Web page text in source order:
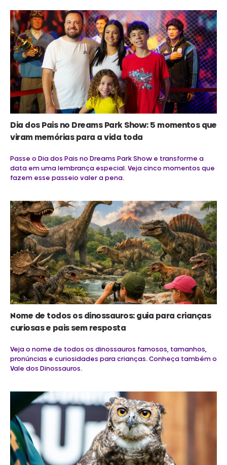
Dia dos Pais no Dreams Park Show: 5 momentos que
viram memórias para a vida toda
Passe o Dia dos Pais no Dreams Park Show e transforme a
data em uma lembrança especial. Veja cinco momentos que
fazem esse passeio valer a pena.
Nome de todos os dinossauros: guia para crianças
curiosas e pais sem resposta
Veja o nome de todos os dinossauros famosos, tamanhos,
pronúncias e curiosidades para crianças. Conheça também o
Vale dos Dinossauros.